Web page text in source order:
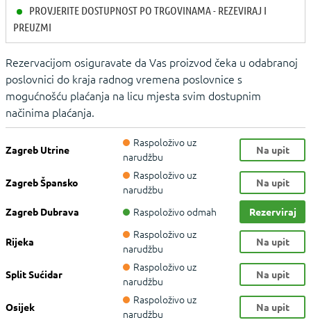
PROVJERITE DOSTUPNOST PO TRGOVINAMA - REZEVIRAJ I
PREUZMI
Rezervacijom osiguravate da Vas proizvod čeka u odabranoj
poslovnici do kraja radnog vremena poslovnice s
mogućnošću plaćanja na licu mjesta svim dostupnim
načinima plaćanja.
Zagreb Utrine
Raspoloživo uz
narudžbu
Na upit
Zagreb Špansko
Raspoloživo uz
narudžbu
Na upit
Zagreb Dubrava Raspoloživo odmah Rezerviraj
Rijeka
Raspoloživo uz
narudžbu
Na upit
Split Sućidar
Raspoloživo uz
narudžbu
Na upit
Osijek
Raspoloživo uz
narudžbu
Na upit